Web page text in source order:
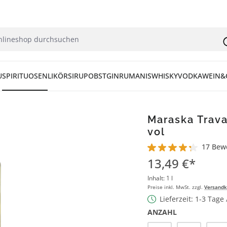
SPIRITUOSENLIKÖRSIRUPOBSTGINRUMANISWHISKYVODKA
Maraska
vol
Durchschnittliche
17
13,49 €*
Inhalt: 1 l
Preise inkl. MwSt. zzgl.
Lieferzeit: 1-3
ANZAHL